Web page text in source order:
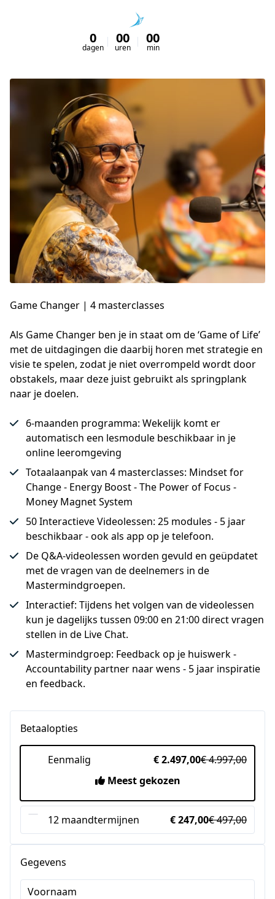
0
dagen
00
uren
00
min
Game Changer | 4 masterclasses
Als Game Changer ben je in staat om de ‘Game of Life’
met de uitdagingen die daarbij horen met strategie en
visie te spelen, zodat je niet overrompeld wordt door
obstakels, maar deze juist gebruikt als springplank
naar je doelen.
6-maanden programma: Wekelijk komt er
automatisch een lesmodule beschikbaar in je
online leeromgeving
Totaalaanpak van 4 masterclasses: Mindset for
Change - Energy Boost - The Power of Focus -
Money Magnet System
50 Interactieve Videolessen: 25 modules - 5 jaar
beschikbaar - ook als app op je telefoon.
De Q&A-videolessen worden gevuld en geüpdatet
met de vragen van de deelnemers in de
Mastermindgroepen.
Interactief: Tijdens het volgen van de videolessen
kun je dagelijks tussen 09:00 en 21:00 direct vragen
stellen in de Live Chat.
Mastermindgroep: Feedback op je huiswerk -
Accountability partner naar wens - 5 jaar inspiratie
en feedback.
Betaalopties
Eenmalig € 2.497,00€ 4.997,00
Meest gekozen
12 maandtermijnen € 247,00€ 497,00
Gegevens
Voornaam